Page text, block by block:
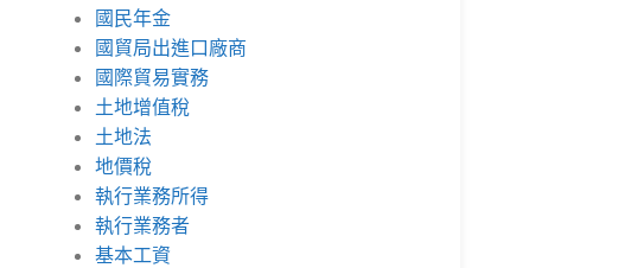
國民年金
國貿局出進口廠商
國際貿易實務
土地增值稅
土地法
地價稅
執行業務所得
執行業務者
基本工資